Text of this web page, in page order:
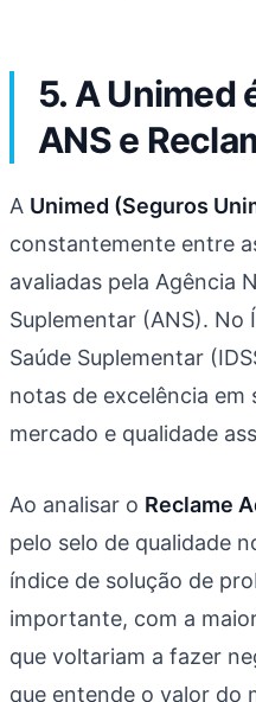
5. A Unimed
ANS e
A Unimed (Seguros
constantemente entre
avaliadas pela Agência
Suplementar (ANS). No
Saúde Suplementar
notas de excelência em
mercado e qualidade
Ao analisar o Reclame
pelo selo de qualidade
índice de solução de
importante, com a
que voltariam a fazer
que entende o valor do